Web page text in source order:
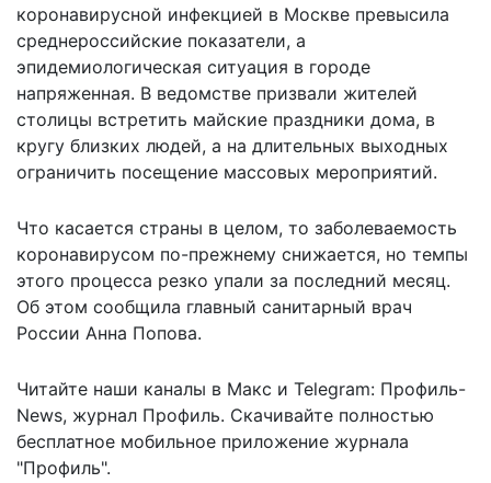
коронавирусной инфекцией в Москве превысила
среднероссийские показатели, а
эпидемиологическая ситуация в городе
напряженная. В ведомстве призвали жителей
столицы встретить майские праздники дома, в
кругу близких людей, а на длительных выходных
ограничить посещение массовых мероприятий.
Что касается страны в целом, то заболеваемость
коронавирусом по-прежнему снижается, но темпы
этого процесса резко упали за последний месяц.
Об этом сообщила главный санитарный врач
России Анна Попова.
Читайте наши каналы в Макс и Telegram: Профиль-
News, журнал Профиль. Скачивайте полностью
бесплатное мобильное приложение журнала
"Профиль".